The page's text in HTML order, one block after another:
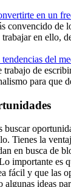
en un
convencido de
en ello,
del
trabajo de
para que
Tienes la
en busca de
importante es
fácil y que las
algunas ideas